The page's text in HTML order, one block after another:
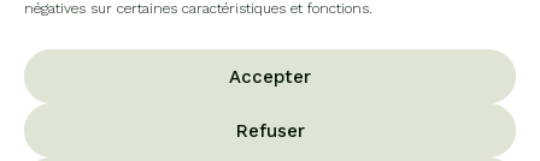
négatives sur certaines caractéristiques et fonctions.
Accepter
Refuser
RÉSEAUX SOCIAUX